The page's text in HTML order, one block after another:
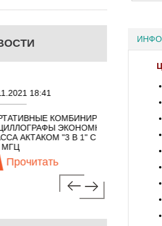
"3 В 1" С ПОЛОСОЙ